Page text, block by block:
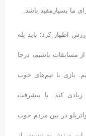
ما بسیارمفید باشد.
اظهار کرد: باید پله
مسابقات باشیم، درجا
بازی با تیم‌های خوب
کند. با پیشرفت
در بین مردم خوب